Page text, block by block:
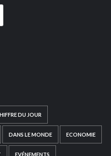
DU JOUR
DANS LE MONDE ECONOMIE
EVÉNEMENTS